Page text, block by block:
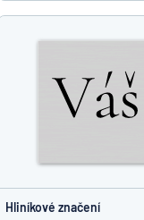
Hliníkové značení